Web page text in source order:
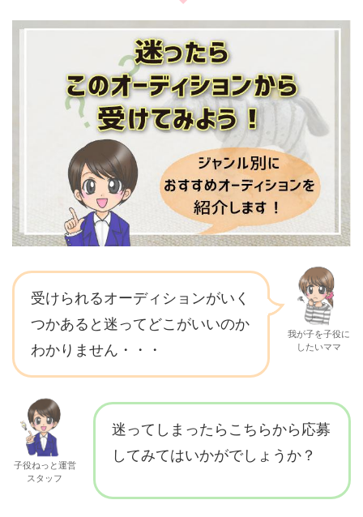
受けられるオーディションがいく
つかあると迷ってどこがいいのか
わかりません・・・
我が子を子役に
したいママ
子役ねっと運営
スタッフ
迷ってしまったらこちらから応募
してみてはいかがでしょうか？